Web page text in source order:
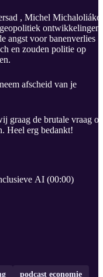
, Michel
ontwikkelingen
angst voor banenverlies
en zouden politie op
afscheid van je
graag de brutale vraag
Heel erg bedankt!
AI (00:00)
podcast economie